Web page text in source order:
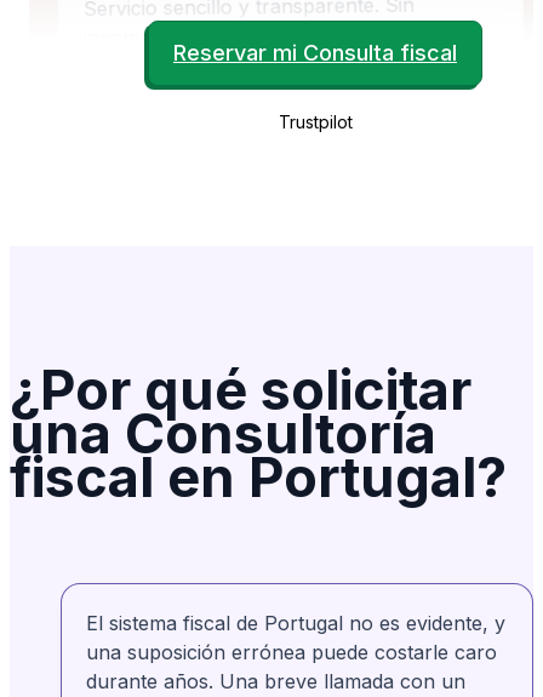
Servicio sencillo y transparente. Sin
inconvenientes, todos los documentos se
subieron y escanearon a través de la página
web. Los documentos estuvieron listos antes
de lo previsto. ¡Excelente!
experiencia del cliente. ¡Muy bien hecho!
LR Lily Redlingshafer Verificado
Desde Estados Unidos
paso a paso y te guían en el camino. ¡Rosa
es increíble!
Reservar mi Consulta fiscal
Trustpilot
¿Por qué solicitar
una Consultoría
fiscal en Portugal?
El sistema fiscal de Portugal no es evidente, y
una suposición errónea puede costarle caro
durante años. Una breve llamada con un